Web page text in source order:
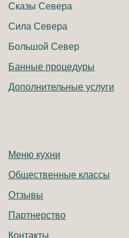
Сказы Севера
Сила Севера
Большой Север
Банные процедуры
Дополнительные услуги
Меню кухни
Общественные классы
Отзывы
Партнерство
Контакты